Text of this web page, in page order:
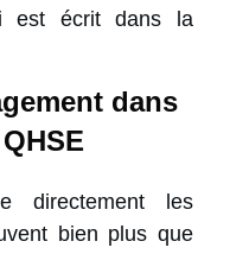
est écrit dans la
dans
directement les
bien plus que